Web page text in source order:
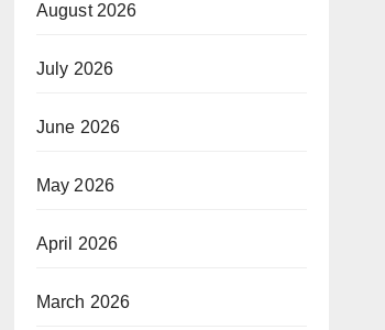
August 2026
July 2026
June 2026
May 2026
April 2026
March 2026